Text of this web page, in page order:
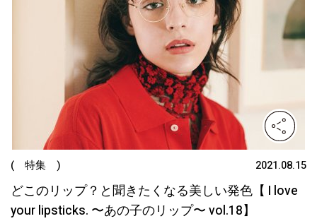
( 特集 ) 2021.08.15
どこのリップ？と聞きたくなる美しい発色【 I love
your lipsticks. 〜あの子のリップ〜 vol.18】